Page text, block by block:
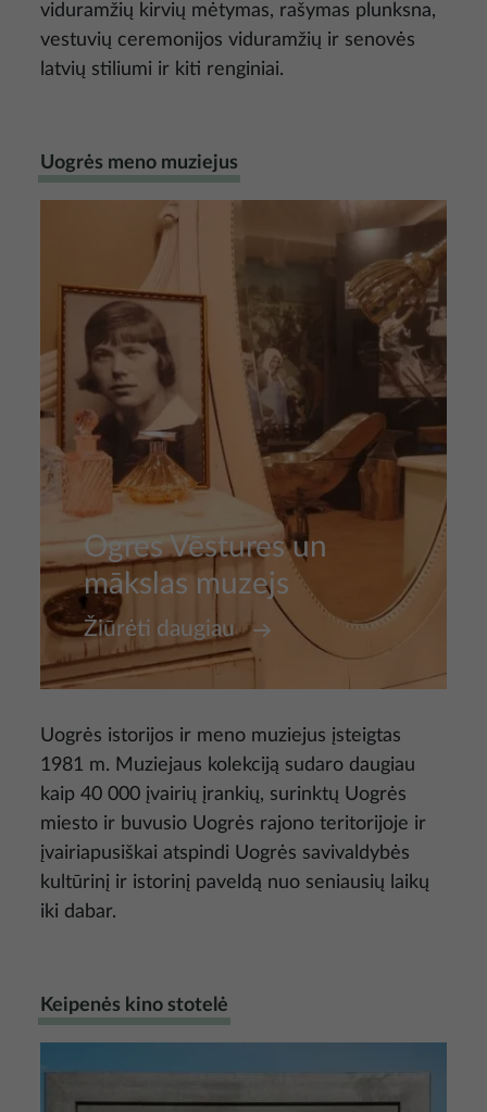
viduramžių kirvių mėtymas, rašymas plunksna,
vestuvių ceremonijos viduramžių ir senovės
latvių stiliumi ir kiti renginiai.
Uogrės meno muziejus
Ogres Vēstures un
mākslas muzejs
Žiūrėti daugiau
Uogrės istorijos ir meno muziejus įsteigtas
1981 m. Muziejaus kolekciją sudaro daugiau
kaip 40 000 įvairių įrankių, surinktų Uogrės
miesto ir buvusio Uogrės rajono teritorijoje ir
įvairiapusiškai atspindi Uogrės savivaldybės
kultūrinį ir istorinį paveldą nuo seniausių laikų
iki dabar.
Keipenės kino stotelė